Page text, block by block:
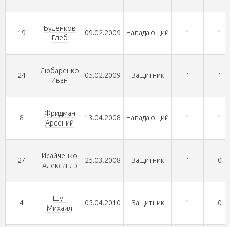
19
Буденков
Глеб
09.02.2009 Нападающий 1 1
24
Любаренко
Иван
05.02.2009 Защитник 1 1
8
Фридман
Арсений
13.04.2008 Нападающий 1 1
27
Исайченко
Александр
25.03.2008 Защитник 1 0
4
Шут
Михаил
05.04.2010 Защитник 1 0